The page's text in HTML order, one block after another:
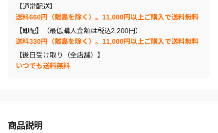
【通常配送】
送料660円（離島を除く）。11,000円以上ご購入で送料無料
【即配】（最低購入金額は税込2,200円）
送料330円（離島を除く）。11,000円以上ご購入で送料無料
【後日受け取り（全店舗）】
いつでも送料無料
商品説明